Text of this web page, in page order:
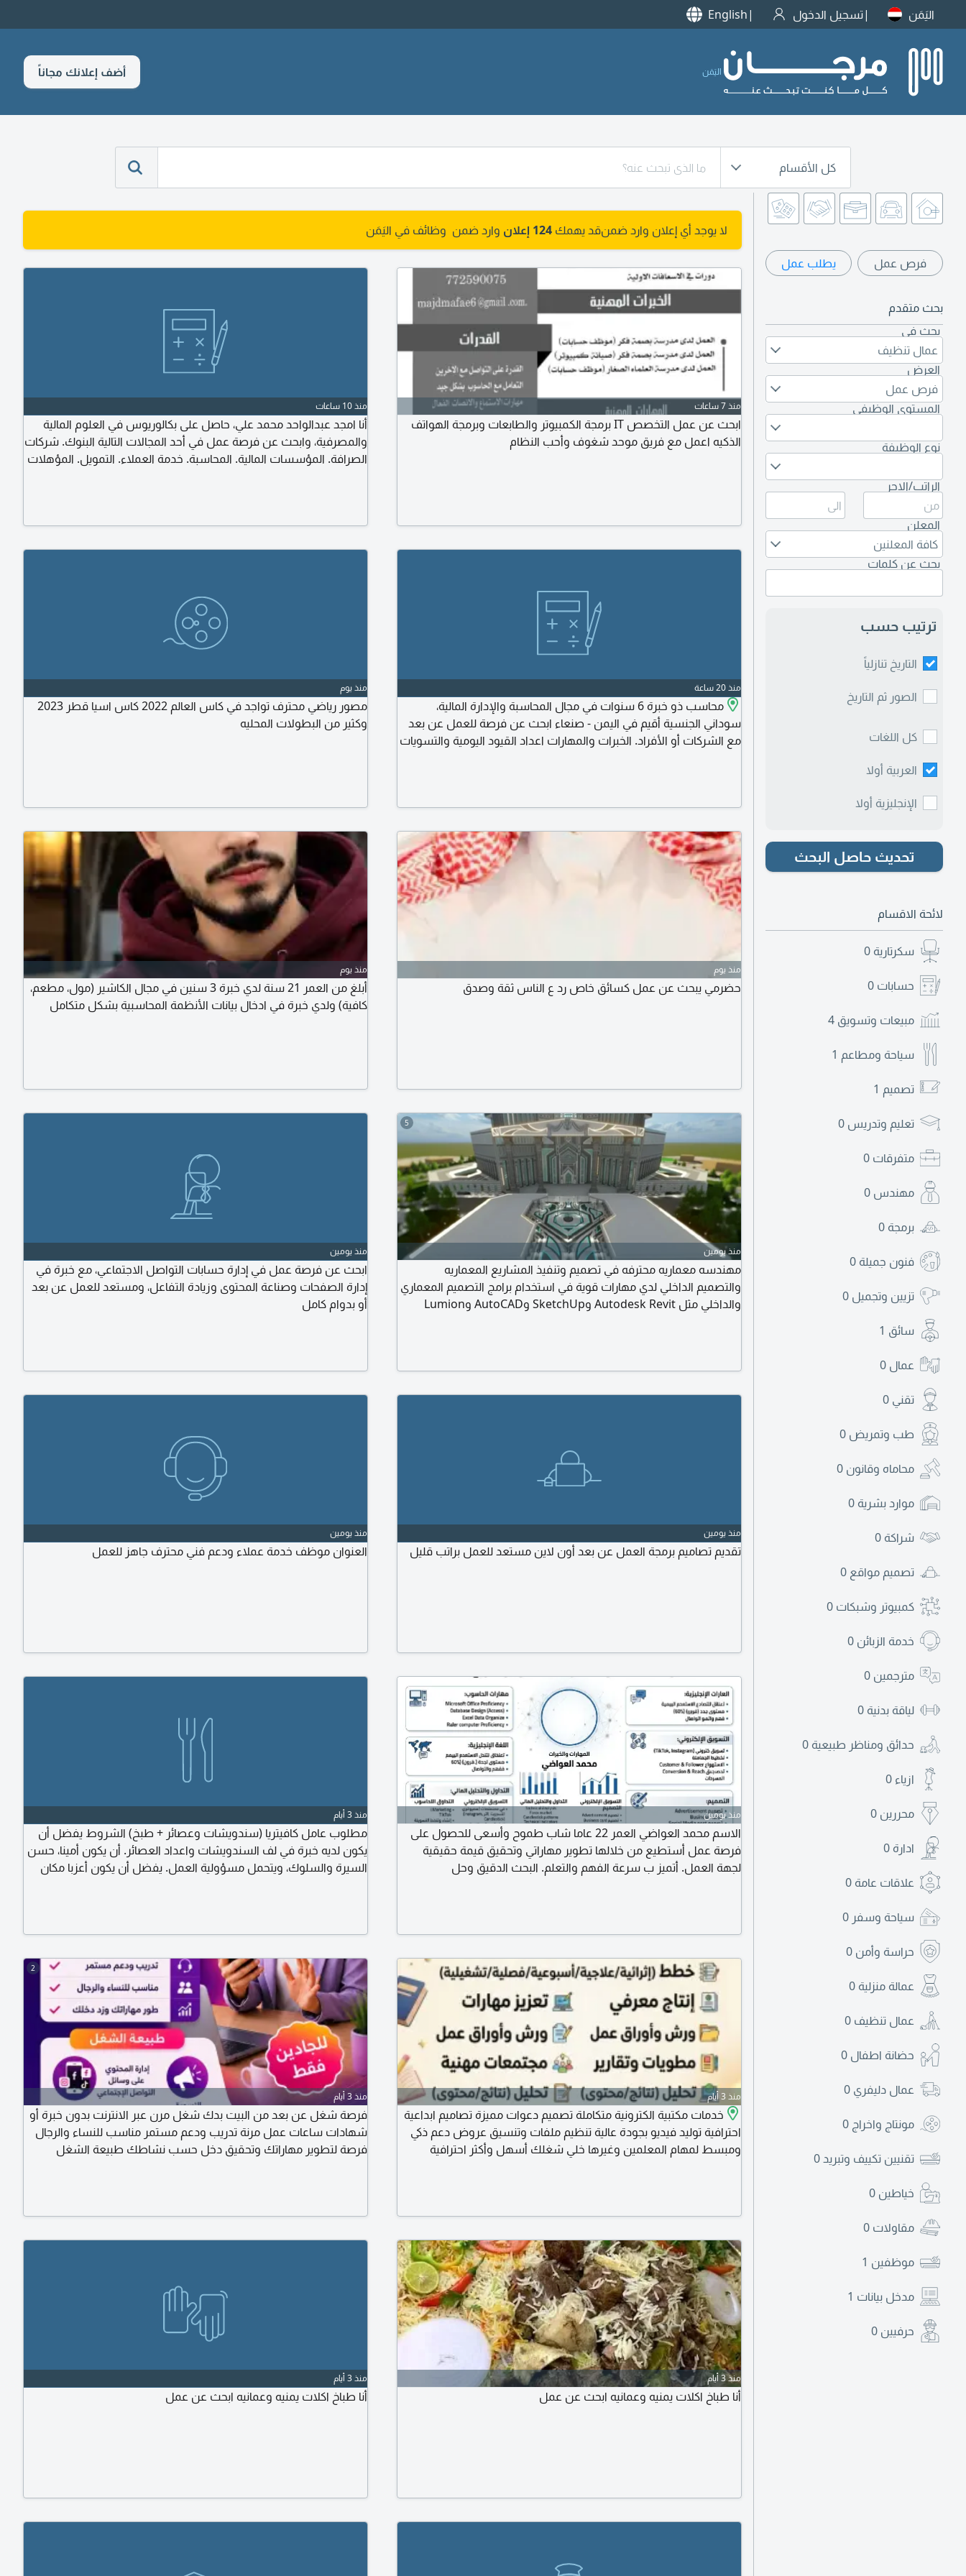
اليَمَن تسجيل الدخول English
اليَمَن أضف إعلانك مجاناً
كل الأقسام
فرص عمل يطلب عمل
بحث متقدم
بحث في
عمال تنظيف
العرض
فرص عمل
المستوى الوظيفي
نوع الوظيفة
الراتب/الاجر
المعلن
كافة المعلنين
بحث عن كلمات
ترتيب حسب
التاريخ تنازلياً
الصور ثم التاريخ
كل اللغات
العربية أولا
الإنجليزية أولا
تحديث حاصل البحث
لائحة الاقسام
سكرتارية 0
حسابات 0
مبيعات وتسويق 4
سياحة ومطاعم 1
تصميم 1
تعليم وتدريس 0
متفرقات 0
مهندس 0
برمجة 0
فنون جميلة 0
تزيين وتجميل 0
سائق 1
عمال 0
تقني 0
طب وتمريض 0
محاماه وقانون 0
موارد بشرية 0
شراكة 0
تصميم مواقع 0
كمبيوتر وشبكات 0
خدمة الزبائن 0
مترجمين 0
لياقة بدنية 0
حدائق ومناظر طبيعية 0
ازياء 0
محررين 0
ادارة 0
علاقات عامة 0
سياحة وسفر 0
حراسة وأمن 0
عمالة منزلية 0
عمال تنظيف 0
حضانة اطفال 0
عمال دليفري 0
مونتاج واخراج 0
تقنيين تكييف وتبريد0
خياطين 0
مقاولات 0
موظفين 1
مدخل بيانات 1
حرفيين 0
لا يوجد أي إعلان وارد ضمنقد يهمك 124 إعلان وارد ضمن وظائف في اليَمَن
منذ 7 ساعات
ابحث عن عمل التخصص IT برمجة الكمبيوتر والطابعات وبرمجة الهواتف
الذكيه اعمل مع فريق موحد شغوف وأحب النظام
منذ 10 ساعات
أنا امجد عبدالواحد محمد علي، حاصل على بكالوريوس في العلوم المالية
والمصرفية، وابحث عن فرصة عمل في أحد المجالات التالية البنوك. شركات
الصرافة. المؤسسات المالية. المحاسبة. خدمة العملاء. التمويل. المؤهلات
منذ 20 ساعة
محاسب ذو خبرة 6 سنوات في مجال المحاسبة والإدارة المالية،
سوداني الجنسية أقيم في اليمن - صنعاء ابحث عن فرصة للعمل عن بعد
مع الشركات أو الأفراد. الخبرات والمهارات اعداد القيود اليومية والتسويات
منذ يوم
مصور رياضي محترف تواجد في كاس العالم 2022 كاس اسيا قطر 2023
وكثير من البطولات المحليه
منذ يوم
حضرمي يبحث عن عمل كسائق خاص رد ع الناس ثقة وصدق
منذ يوم
أبلغ من العمر 21 سنة لدي خبرة 3 سنين في مجال الكاشير (مول، مطعم،
كافية) ولدي خبرة في ادخال بيانات الأنظمة المحاسبية بشكل متكامل
5
منذ يومين
مهندسه معماريه محترفه في تصميم وتنفيذ المشاريع المعماريه
والتصميم الداخلي لدي مهارات قوية في استخدام برامج التصميم المعماري
والداخلي مثل Autodesk Revit وSketchUp وAutoCAD وLumion
اليمن
منذ يومين
ابحث عن فرصة عمل في إدارة حسابات التواصل الاجتماعي، مع خبرة في
إدارة الصفحات وصناعة المحتوى وزيادة التفاعل، ومستعد للعمل عن بعد
أو بدوام كامل
منذ يومين
تقديم تصاميم برمجة العمل عن بعد أون لاين مستعد للعمل براتب قليل
منذ يومين
العنوان موظف خدمة عملاء ودعم فني محترف جاهز للعمل
منذ يومين
الاسم محمد العواضي العمر 22 عاما شاب طموح وأسعى للحصول على
فرصة عمل أستطيع من خلالها تطوير مهاراتي وتحقيق قيمة حقيقية
لجهة العمل. أتميز ب سرعة الفهم والتعلم. البحث الدقيق وحل
والتسويق وغيرها من المهارات
منذ 3 أيام
مطلوب عامل كافيتريا (سندويشات وعصائر + طبخ) الشروط يفضل أن
يكون لديه خبرة في لف السندويشات واعداد العصائر. أن يكون أمينا، حسن
السيرة والسلوك، ويتحمل مسؤولية العمل. يفضل أن يكون أعزبا مكان
منذ 3 أيام
خدمات مكتبية الكترونية متكاملة تصميم دعوات مميزة تصاميم ابداعية
احترافية توليد فيديو بجودة عالية تنظيم ملفات وتنسيق عروض دعم ذكي
ومبسط لمهام المعلمين وغيرها خلي شغلك أسهل وأكثر احترافية
2
منذ 3 أيام
فرصة شغل عن بعد من البيت بدك شغل مرن عبر الانترنت بدون خبرة أو
شهادات ساعات عمل مرنة تدريب ودعم مستمر مناسب للنساء والرجال
فرصة لتطوير مهاراتك وتحقيق دخل حسب نشاطك طبيعة الشغل
منذ 3 أيام
أنا طباخ اكلات يمنيه وعمانيه ابحث عن عمل
منذ 3 أيام
أنا طباخ اكلات يمنيه وعمانيه ابحث عن عمل